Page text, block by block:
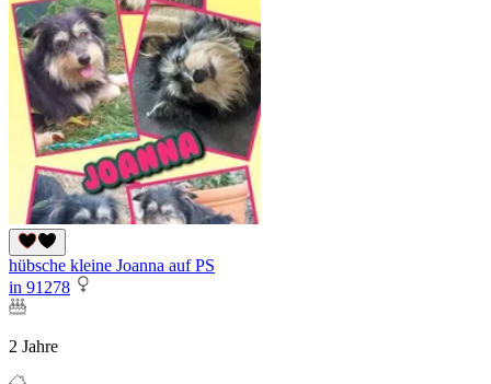
hübsche kleine Joanna auf PS
in 91278
2 Jahre